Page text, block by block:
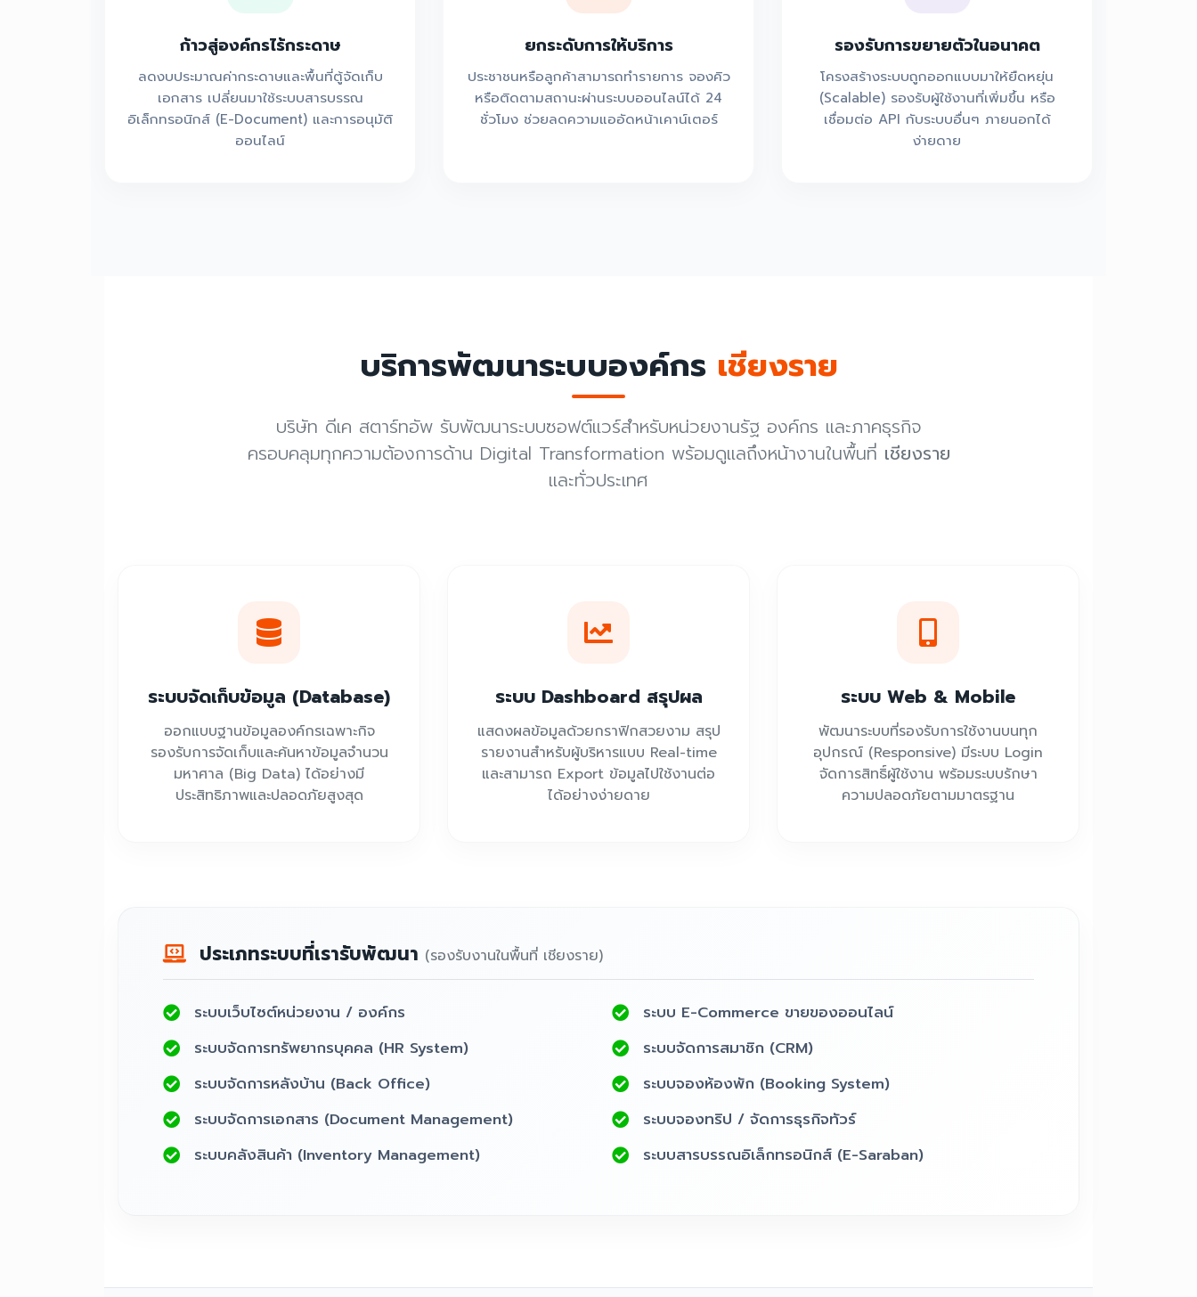
ก้าวสู่องค์กรไร้กระดาษ
ลดงบประมาณค่ากระดาษและพื้นที่ตู้จัดเก็บ
เอกสาร เปลี่ยนมาใช้ระบบสารบรรณ
อิเล็กทรอนิกส์ (E-Document) และการอนุมัติ
ออนไลน์
ยกระดับการให้บริการ
ประชาชนหรือลูกค้าสามารถทำรายการ จองคิว
หรือติดตามสถานะผ่านระบบออนไลน์ได้ 24
ชั่วโมง ช่วยลดความแออัดหน้าเคาน์เตอร์
รองรับการขยายตัวในอนาคต
โครงสร้างระบบถูกออกแบบมาให้ยืดหยุ่น
(Scalable) รองรับผู้ใช้งานที่เพิ่มขึ้น หรือ
เชื่อมต่อ API กับระบบอื่นๆ ภายนอกได้
ง่ายดาย
บริการพัฒนาระบบองค์กร เชียงราย
บริษัท ดีเค สตาร์ทอัพ รับพัฒนาระบบซอฟต์แวร์สำหรับหน่วยงานรัฐ องค์กร และภาคธุรกิจ
ครอบคลุมทุกความต้องการด้าน Digital Transformation พร้อมดูแลถึงหน้างานในพื้นที่ เชียงราย
และทั่วประเทศ
ระบบจัดเก็บข้อมูล (Database)
ออกแบบฐานข้อมูลองค์กรเฉพาะกิจ
รองรับการจัดเก็บและค้นหาข้อมูลจำนวน
มหาศาล (Big Data) ได้อย่างมี
ประสิทธิภาพและปลอดภัยสูงสุด
ระบบ Dashboard สรุปผล
แสดงผลข้อมูลด้วยกราฟิกสวยงาม สรุป
รายงานสำหรับผู้บริหารแบบ Real-time
และสามารถ Export ข้อมูลไปใช้งานต่อ
ได้อย่างง่ายดาย
ระบบ Web & Mobile
พัฒนาระบบที่รองรับการใช้งานบนทุก
อุปกรณ์ (Responsive) มีระบบ Login
จัดการสิทธิ์ผู้ใช้งาน พร้อมระบบรักษา
ความปลอดภัยตามมาตรฐาน
ประเภทระบบที่เรารับพัฒนา (รองรับงานในพื้นที่ เชียงราย)
ระบบเว็บไซต์หน่วยงาน / องค์กร
ระบบจัดการทรัพยากรบุคคล (HR System)
ระบบจัดการหลังบ้าน (Back Office)
ระบบจัดการเอกสาร (Document Management)
ระบบคลังสินค้า (Inventory Management)
ระบบ E-Commerce ขายของออนไลน์
ระบบจัดการสมาชิก (CRM)
ระบบจองห้องพัก (Booking System)
ระบบจองทริป / จัดการธุรกิจทัวร์
ระบบสารบรรณอิเล็กทรอนิกส์ (E-Saraban)